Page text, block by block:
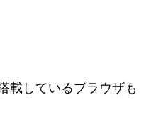
載しているブラウザも